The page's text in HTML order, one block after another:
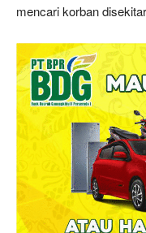
mencari korban